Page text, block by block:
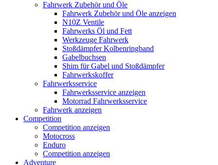
Fahrwerk Zubehör und Öle
Fahrwerk Zubehör und Öle anzeigen
N10Z Ventile
Fahrwerks Öl und Fett
Werkzeuge Fahrwerk
Stoßdämpfer Kolbenringband
Gabelbuchsen
Shim für Gabel und Stoßdämpfer
Fahrwerkskoffer
Fahrwerksservice
Fahrwerksservice anzeigen
Motorrad Fahrwerksservice
Fahrwerk anzeigen
Competition
Competition anzeigen
Motocross
Enduro
Competition anzeigen
Adventure